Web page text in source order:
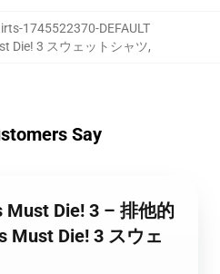
1745522370-DEFAULT
Die! 3 スウェットシャツ,
Say
Must Die! 3 – 排他的
Must Die! 3 スウェ